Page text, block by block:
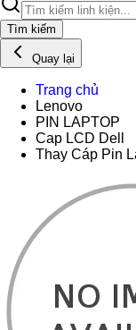
Tìm kiếm
Quay lại
Trang chủ
Lenovo
PIN LAPTOP
Cap LCD Dell
Thay Cáp Pin